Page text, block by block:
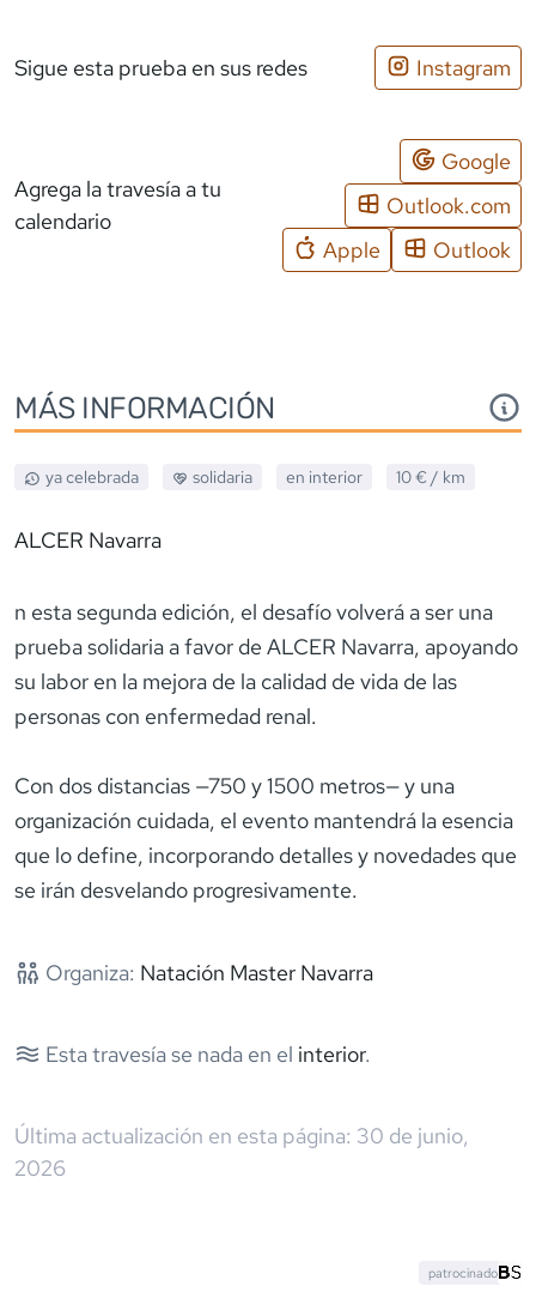
Sigue esta prueba en sus redes Instagram
Agrega la travesía a tu
calendario
Google
Outlook.com
Apple
Outlook
MÁS INFORMACIÓN
ya celebrada solidaria en interior 10 € / km
ALCER Navarra
n esta segunda edición, el desafío volverá a ser una
prueba solidaria a favor de ALCER Navarra, apoyando
su labor en la mejora de la calidad de vida de las
personas con enfermedad renal.
Con dos distancias —750 y 1500 metros— y una
organización cuidada, el evento mantendrá la esencia
que lo define, incorporando detalles y novedades que
se irán desvelando progresivamente.
Organiza: Natación Master Navarra
Esta travesía se nada en el interior.
Última actualización en esta página: 30 de junio,
2026
patrocinado